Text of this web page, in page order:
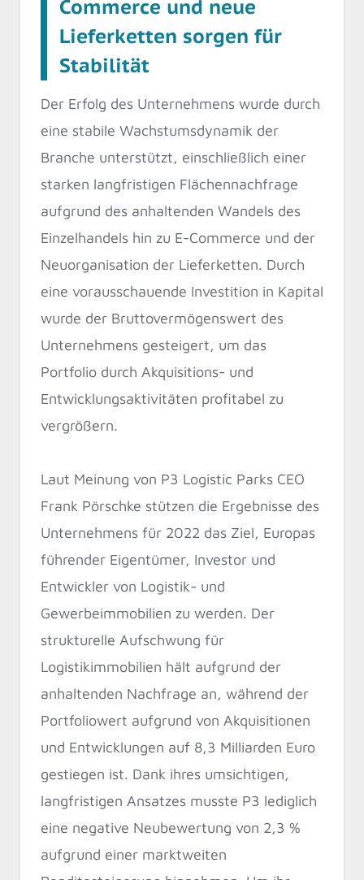
Commerce und neue
Lieferketten sorgen für
Stabilität
Der Erfolg des Unternehmens wurde durch
eine stabile Wachstumsdynamik der
Branche unterstützt, einschließlich einer
starken langfristigen Flächennachfrage
aufgrund des anhaltenden Wandels des
Einzelhandels hin zu E-Commerce und der
Neuorganisation der Lieferketten. Durch
eine vorausschauende Investition in Kapital
wurde der Bruttovermögenswert des
Unternehmens gesteigert, um das
Portfolio durch Akquisitions- und
Entwicklungsaktivitäten profitabel zu
vergrößern.
Laut Meinung von P3 Logistic Parks CEO
Frank Pörschke stützen die Ergebnisse des
Unternehmens für 2022 das Ziel, Europas
führender Eigentümer, Investor und
Entwickler von Logistik- und
Gewerbeimmobilien zu werden. Der
strukturelle Aufschwung für
Logistikimmobilien hält aufgrund der
anhaltenden Nachfrage an, während der
Portfoliowert aufgrund von Akquisitionen
und Entwicklungen auf 8,3 Milliarden Euro
gestiegen ist. Dank ihres umsichtigen,
langfristigen Ansatzes musste P3 lediglich
eine negative Neubewertung von 2,3 %
aufgrund einer marktweiten